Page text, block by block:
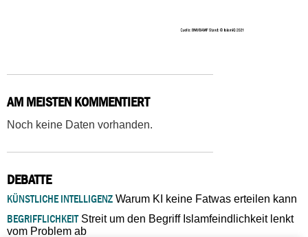
AM MEISTEN KOMMENTIERT
Noch keine Daten vorhanden.
DEBATTE
KÜNSTLICHE INTELLIGENZ Warum KI keine Fatwas erteilen kann
BEGRIFFLICHKEITStreit um den Begriff Islamfeindlichkeit lenkt
vom Problem ab